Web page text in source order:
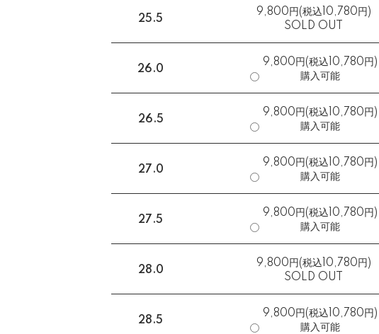
25.5
9,800円(税込10,780円)
SOLD OUT
26.0
9,800円(税込10,780円)
購入可能
26.5
9,800円(税込10,780円)
購入可能
27.0
9,800円(税込10,780円)
購入可能
27.5
9,800円(税込10,780円)
購入可能
28.0
9,800円(税込10,780円)
SOLD OUT
28.5
9,800円(税込10,780円)
購入可能